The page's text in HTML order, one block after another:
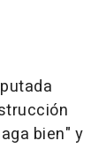
bien" y